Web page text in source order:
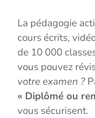
La pédagogie
cours écrits,
de 10 000
vous pouvez
votre examen ?
« Diplômé ou
vous sécurisent.